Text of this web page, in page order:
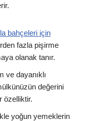
bahçeleri için
fazla pişirme
olanak tanır.
ve dayanıklı
değerini
özelliktir.
yoğun yemeklerin